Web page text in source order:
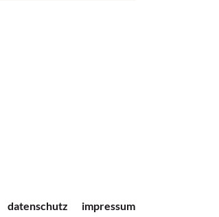
datenschutz impressum